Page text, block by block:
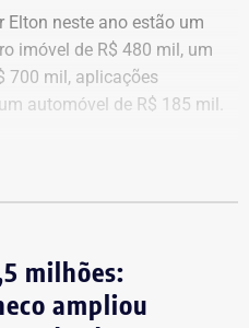
se tornarem
cita qual o principal
que as autoridades
boa. Eu fui salva graças a
alguma vítima poder
há uma equipe policial
de fato, está
Elton neste ano estão um
imóvel de R$ 480 mil, um
700 mil, aplicações
automóvel de R$ 185 mil.
milhões:
ampliou